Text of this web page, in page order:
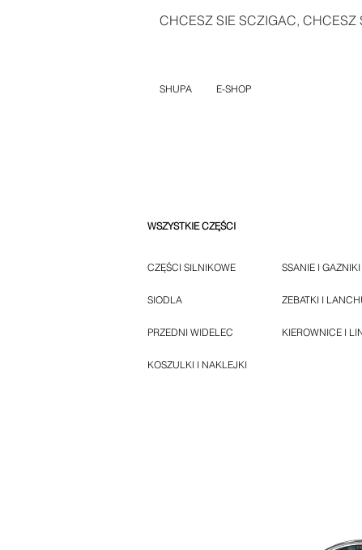
CHCESZ SIE SCZIGAC, CHCESZ
SHUPA E-SHOP
WSZYSTKIE CZĘŚCI
CZĘŚCI SILNIKOWE
SIODLA
PRZEDNI WIDELEC
SSANIE I GAZNIKI
ZEBATKI I
KIEROWNICE I
KOSZULKI I NAKLEJKI